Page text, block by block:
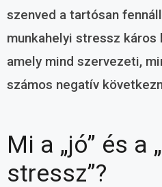
szenved a tartósan
munkahelyi stressz
amely mind szervezeti,
számos negatív
Mi a „jó” és a
stressz”?